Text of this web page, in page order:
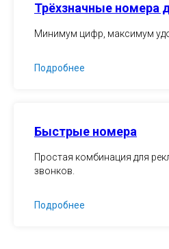
Трёхзначные номера
Минимум цифр, максимум
Подробнее
Быстрые номера
Простая комбинация для
звонков.
Подробнее